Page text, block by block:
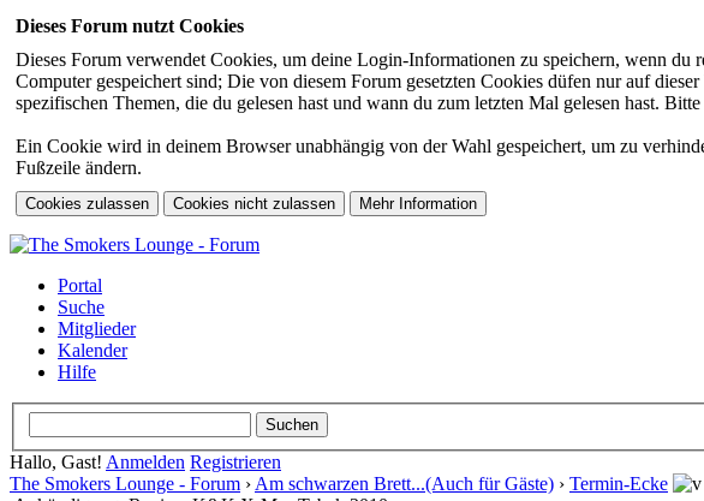
Dieses Forum nutzt Cookies
Dieses Forum verwendet Cookies, um deine Login-Informationen zu speichern, wenn
Computer gespeichert sind; Die von diesem Forum gesetzten Cookies düfen nur auf
spezifischen Themen, die du gelesen hast und wann du zum letzten Mal gelesen hast.
Ein Cookie wird in deinem Browser unabhängig von der Wahl gespeichert, um zu
Fußzeile ändern.
Portal
Suche
Mitglieder
Kalender
Hilfe
Hallo, Gast! Anmelden Registrieren
The Smokers Lounge - Forum › Am schwarzen Brett...(Auch für Gäste) › Termin-Ecke